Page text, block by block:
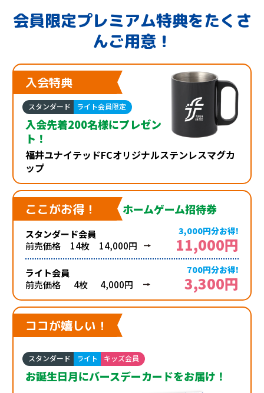
会員限定プレミアム特典をたくさ
んご用意！
入会特典
スタンダード ライト会員限定
入会先着200名様にプレゼン
ト！
福井ユナイテッドFCオリジナルステンレスマグカ
ップ
ここがお得！ ホームゲーム招待券
スタンダード会員
前売価格
14枚 14,000円
3,000円分お得!
11,000円
ライト会員
前売価格
4枚 4,000円
700円分お得!
3,300円
ココが嬉しい！
スタンダード ライト キッズ会員
お誕生日月にバースデーカードをお届け！